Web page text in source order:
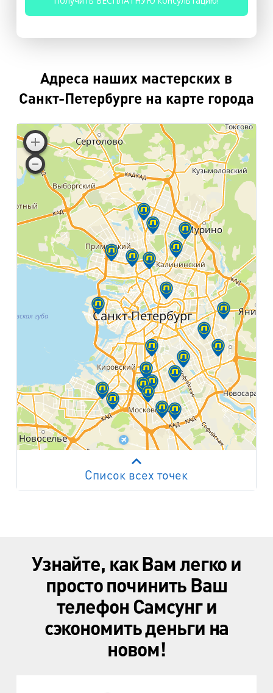
Адреса наших мастерских в
Санкт-Петербурге на карте города
пр. Ветеранов, д.9
м. Ул. Дыбенко
пр. Большевиков, д.25
м. Комендантский пр.
пр. Авиаконструкторов, д.4
Работает на API 2ГИС
Лицензионное соглашение
Список всех точек
Узнайте, как Вам легко и
просто починить Ваш
телефон Самсунг и
сэкономить деньги на
новом!